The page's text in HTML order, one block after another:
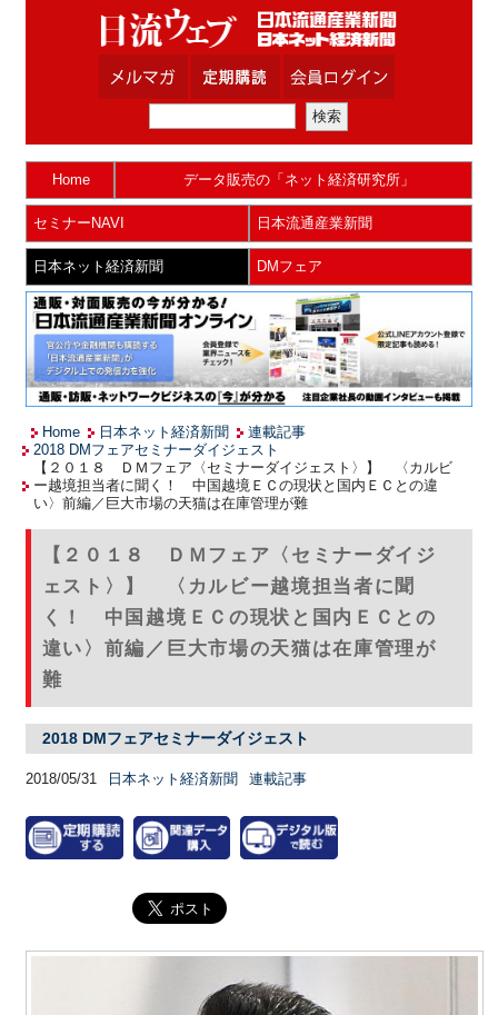
Home データ販売の「ネット経済研究所」
セミナーNAVI 日本流通産業新聞
日本ネット経済新聞 DMフェア
Home 日本ネット経済新聞
連載記事
2018 DMフェアセミナーダイジェスト
【２０１８ ＤＭフェア〈セミナーダイジェスト〉】 〈カルビ
ー越境担当者に聞く！ 中国越境ＥＣの現状と国内ＥＣとの違
い〉前編／巨大市場の天猫は在庫管理が難
【２０１８ ＤＭフェア〈セミナーダイジ
ェスト〉】 〈カルビー越境担当者に聞
く！ 中国越境ＥＣの現状と国内ＥＣとの
違い〉前編／巨大市場の天猫は在庫管理が
難
2018 DMフェアセミナーダイジェスト
2018/05/31 日本ネット経済新聞 連載記事